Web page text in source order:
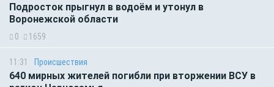
Подросток прыгнул в водоём и утонул в
Воронежской области
0 1659
11:31 Происшествия
640 мирных жителей погибли при вторжении ВСУ в